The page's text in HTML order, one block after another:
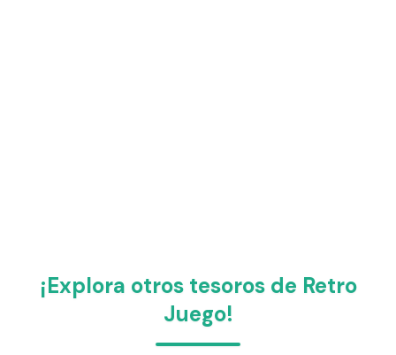
¡Explora otros tesoros de Retro
Juego!